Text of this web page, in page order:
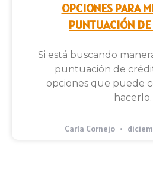
OPCIONES PARA
PUNTUACIÓN
Si está buscando
puntuación de
opciones que puede
hacerlo.
Carla Cornejo